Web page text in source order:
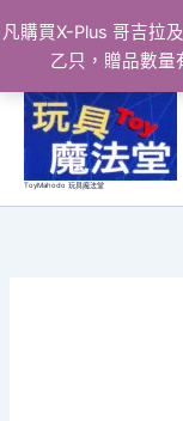
凡購買X-Plus 哥吉拉
乙只，贈品數量
ToyMahodo 玩具魔法堂